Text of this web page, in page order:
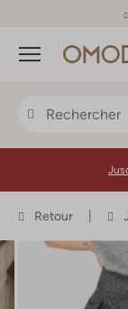
Menu
Retour